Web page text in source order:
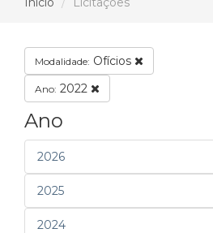
Modalidade: Ofícios
Ano: 2022
Ano
2026
2025
2024